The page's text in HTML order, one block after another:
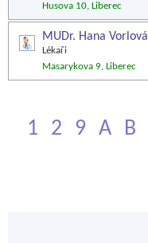
Husova 10, Liberec
MUDr. Hana Vorlová
Lékaři
Masarykova 9, Liberec
1 2 9 A B